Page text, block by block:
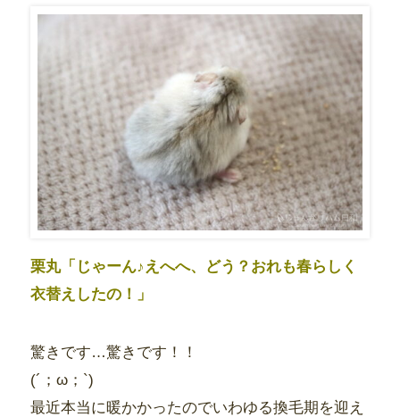
栗丸「じゃーん♪えへへ、どう？おれも春らしく
衣替えしたの！」
驚きです…驚きです！！
(´；ω；`)
最近本当に暖かかったのでいわゆる換毛期を迎え